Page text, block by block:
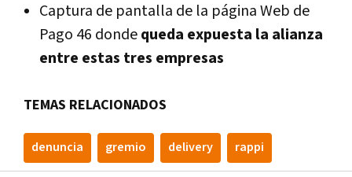
Captura de pantalla de la página Web de
Pago 46 dondequeda expuesta la alianza
entre estas tres empresas
TEMAS RELACIONADOS
denuncia gremio delivery rappi